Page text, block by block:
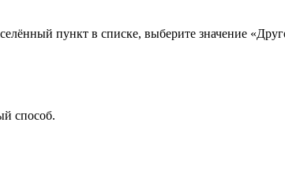
пункт в списке, выберите значение
способ.